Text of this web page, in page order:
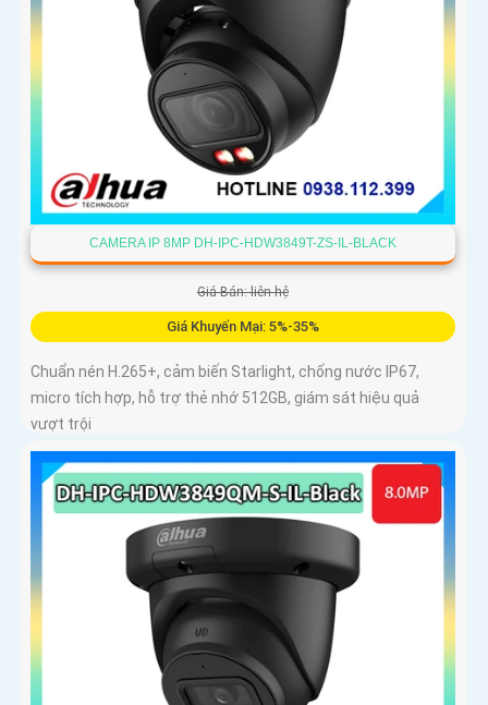
CAMERA IP 8MP DH-IPC-HDW3849T-ZS-IL-BLACK
Giá Bán: liên hệ
Giá Khuyến Mại: 5%-35%
Chuẩn nén H.265+, cảm biến Starlight, chống nước IP67,
micro tích hợp, hỗ trợ thẻ nhớ 512GB, giám sát hiệu quả
vượt trội